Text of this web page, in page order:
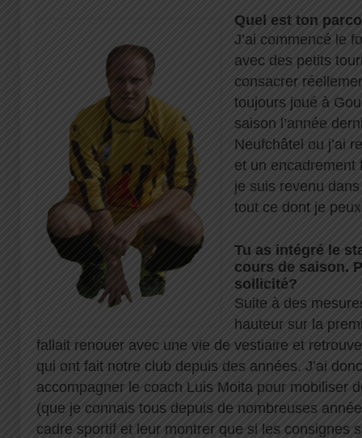
Quel est ton
J’ai commencé le
avec des petits
consacrer
toujours joué à
saison l’année
Neufchâtel ou j’ai
et un encadrement
je suis revenu
tout ce dont je
Tu as intégré le
cours de saison.
sollicité?
Suite à des
hauteur sur la
fallait renouer avec une vie de vestiaire et
qui ont fait notre club depuis des années. J’ai
accompagner le coach Luis Moita pour mobiliser
(que je connais tous depuis de nombreuses
cadre sportif et leur montrer que si les consignes